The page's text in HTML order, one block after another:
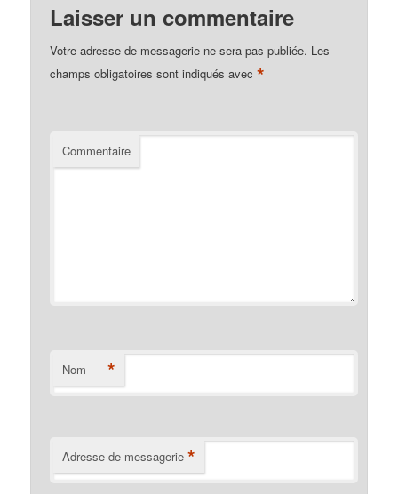
Laisser un commentaire
Votre adresse de messagerie ne sera pas publiée. Les
champs obligatoires sont indiqués avec*
Commentaire
Nom *
Adresse de messagerie *